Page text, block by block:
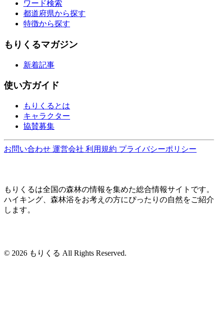
ワード検索
都道府県から探す
特徴から探す
もりくるマガジン
新着記事
使い方ガイド
もりくるとは
キャラクター
協賛募集
お問い合わせ 運営会社 利用規約 プライバシーポリシー
もりくるは全国の森林の情報を集めた総合情報サイトです。
ハイキング、森林浴をお考えの方にぴったりの自然をご紹介
します。
© 2026 もりくる All Rights Reserved.